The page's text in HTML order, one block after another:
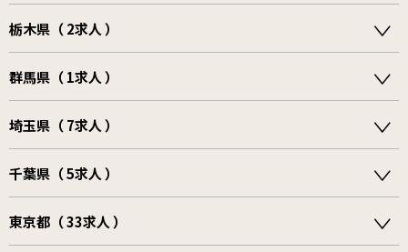
栃木県（ 2求人 ）
群馬県（ 1求人 ）
埼玉県（ 7求人 ）
千葉県（ 5求人 ）
東京都（ 33求人 ）